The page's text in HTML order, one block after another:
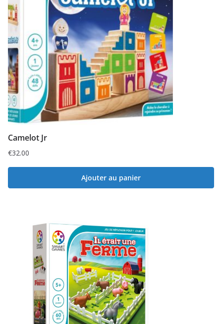
Camelot Jr
€32.00
Ajouter au panier